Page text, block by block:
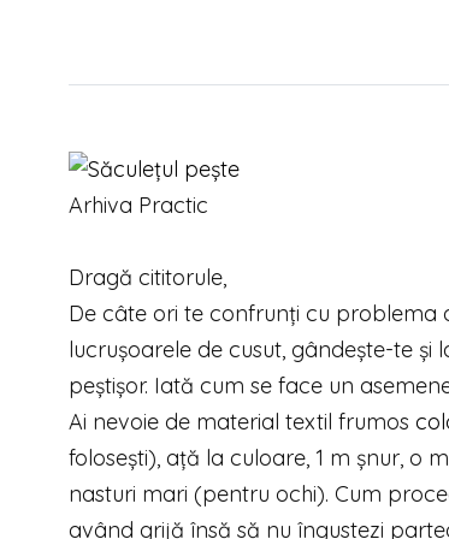
Arhiva Practic
Dragă cititorule,
De câte ori te confrunți cu problema
lucrușoarele de cusut, gândește-te
peștișor. Iată cum se face un
Ai nevoie de material textil frumos
folosești), ață la culoare, 1 m șnur, o
nasturi mari (pentru ochi). Cum
având grijă însă să nu îngustezi